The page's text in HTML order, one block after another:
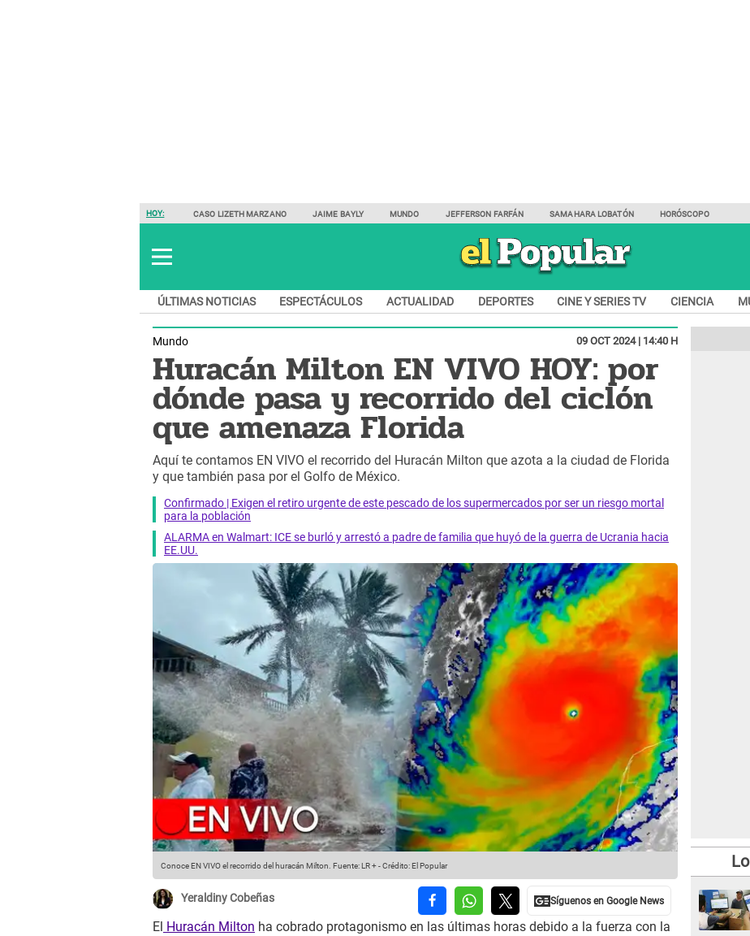
HOY: CASO LIZETH MARZANO JAIME BAYLY MUNDO JEFFERSON FARFÁN SAMAHARA LOBATÓN HORÓSCOPO
ÚLTIMAS NOTICIAS ESPECTÁCULOS ACTUALIDAD DEPORTES CINE Y SERIES TV CIENCIA
Mundo 09 OCT 2024 | 14:40 H
Huracán Milton EN VIVO HOY: por
dónde pasa y recorrido del ciclón
que amenaza Florida
Aquí te contamos EN VIVO el recorrido del Huracán Milton que azota a la ciudad de Florida
y que también pasa por el Golfo de México.
Confirmado | Exigen el retiro urgente de este pescado de los supermercados por ser un riesgo mortal
para la población
ALARMA en Walmart: ICE se burló y arrestó a padre de familia que huyó de la guerra de Ucrania hacia
EE.UU.
Conoce EN VIVO el recorrido del huracán Milton. Fuente: LR +-Crédito: El Popular
Yeraldiny Cobeñas
El Huracán Milton ha cobrado protagonismo en las últimas horas debido a la fuerza con la